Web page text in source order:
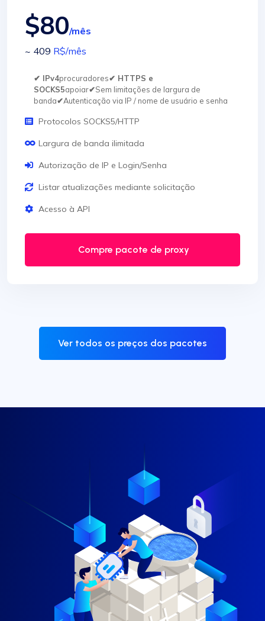
$80/mês
~ 409 R$/mês
✔ IPv4procuradores✔ HTTPS e
SOCKS5apoiar✔Sem limitações de largura de
banda✔Autenticação via IP / nome de usuário e senha
Protocolos SOCKS5/HTTP
Largura de banda ilimitada
Autorização de IP e Login/Senha
Listar atualizações mediante solicitação
Acesso à API
Compre pacote de proxy
Ver todos os preços dos pacotes